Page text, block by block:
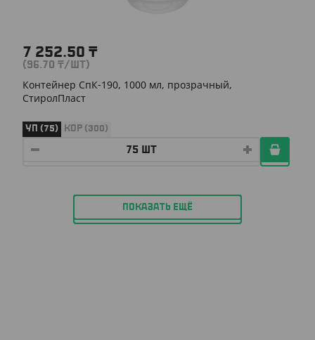
7 252.50 ₸
(96.70 ₸/ШТ)
Контейнер СпК-190, 1000 мл, прозрачный,
СтиролПласт
УП (75) КОР (300)
ПОКАЗАТЬ ЕЩЁ